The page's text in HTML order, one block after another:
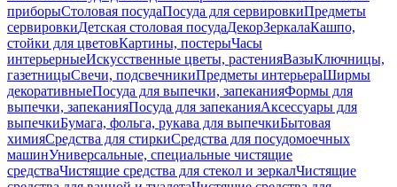
приборыСтоловая посудаПосуда для сервировкиПредметы
сервировкиДетская столовая посудаДекорЗеркалаКашпо,
стойки для цветовКартины, постерыЧасы
интерьерныеИскусственные цветы, растенияВазыКлючницы,
газетницыСвечи, подсвечникиПредметы интерьераШирмы
декоративныеПосуда для выпечки, запеканияФормы для
выпечки, запеканияПосуда для запеканияАксессуары для
выпечкиБумага, фольга, рукава для выпечкиБытовая
химияСредства для стиркиСредства для посудомоечных
машинУниверсальные, специальные чистящие
средстваЧистящие средства для стекол и зеркалЧистящие